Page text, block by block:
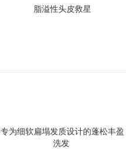
脂溢性头皮救星
专为细软扁塌发质设计的蓬松丰盈
洗发